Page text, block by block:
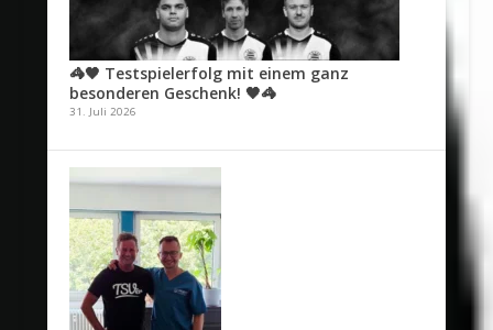
🦓🖤 Testspielerfolg mit einem ganz
besonderen Geschenk! 🖤🦓
31. Juli 2026